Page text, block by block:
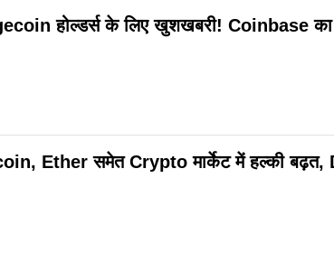
होल्डर्स के लिए खुशखबरी! Coinbase का
Ether समेत Crypto मार्केट में हल्की